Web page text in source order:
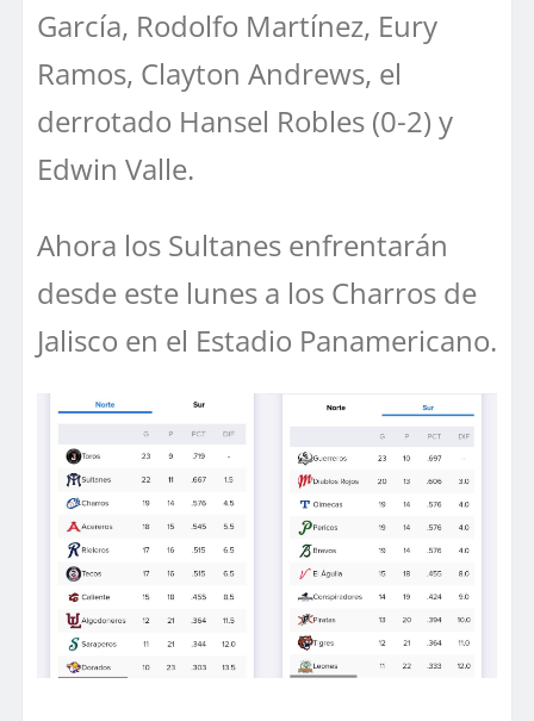
García, Rodolfo Martínez, Eury
Ramos, Clayton Andrews, el
derrotado Hansel Robles (0-2) y
Edwin Valle.
Ahora los Sultanes enfrentarán
desde este lunes a los Charros de
Jalisco en el Estadio Panamericano.